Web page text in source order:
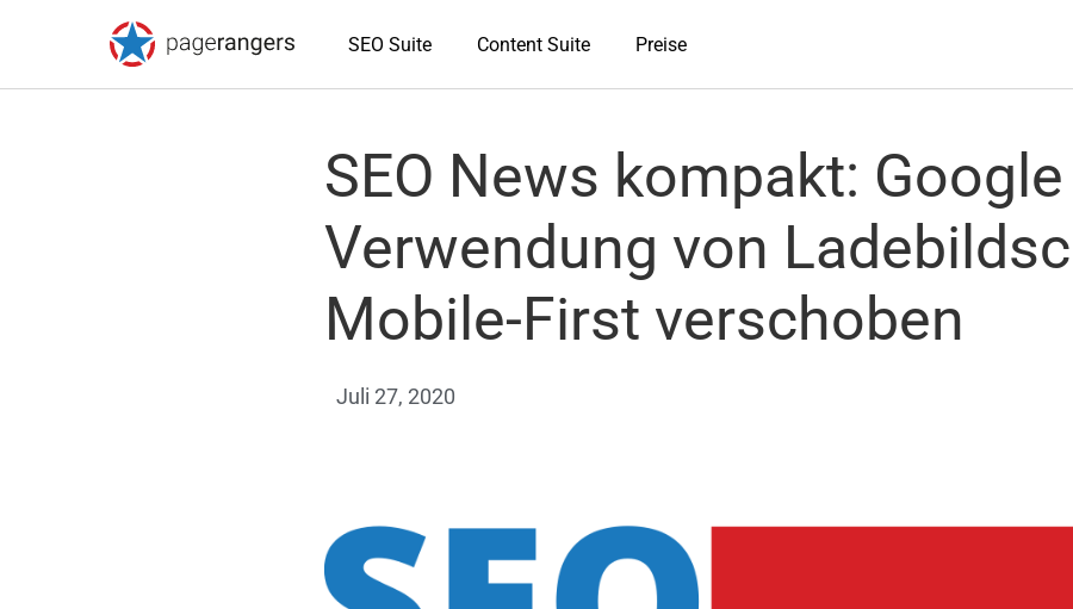
SEO Suite Content Suite Preise
SEO News kompakt:
Verwendung von
Mobile-First verschoben
Juli 27, 2020